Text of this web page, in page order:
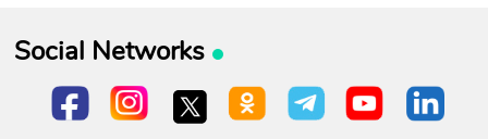
Social Networks